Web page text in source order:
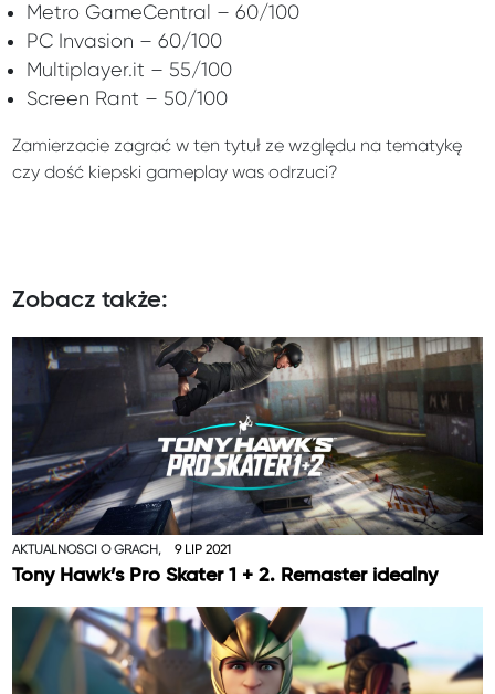
Metro GameCentral – 60/100
PC Invasion – 60/100
Multiplayer.it – 55/100
Screen Rant – 50/100
Zamierzacie zagrać w ten tytuł ze względu na tematykę
czy dość kiepski gameplay was odrzuci?
Zobacz także:
AKTUALNOŚCI O GRACH, 9 LIP 2021
Tony Hawk’s Pro Skater 1 + 2. Remaster idealny